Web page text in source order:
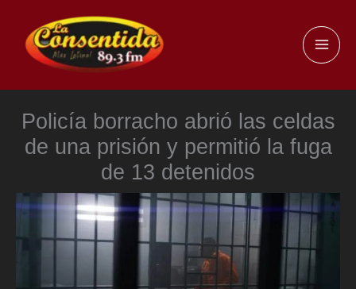
contenido
Policía borracho abrió las celdas
de una prisión y permitió la fuga
de 13 detenidos